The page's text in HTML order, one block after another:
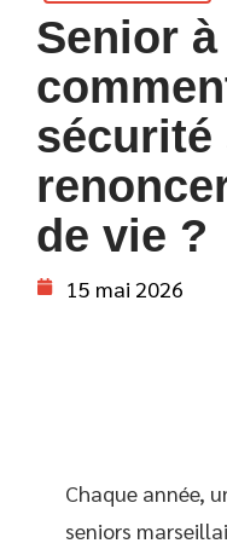
Senior
sécurité
de vie ?
15 mai 2026
Chaque année,
seniors